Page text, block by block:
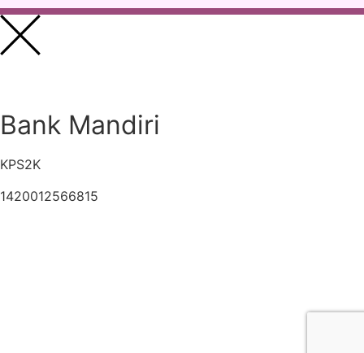
Bank Mandiri
KPS2K
1420012566815